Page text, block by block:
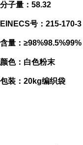
分子量：58.32
EINECS号：215-170-3
含量：≥98%98.5%99%
颜色：白色粉末
包装：20kg编织袋